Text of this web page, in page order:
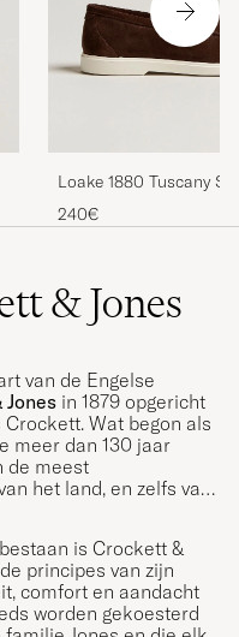
Loake 1880 Tuscany
Chocolate
240€
& Jones
van de Engelse
in 1879 opgericht
Wat begon als
meer dan 130 jaar
de meest
het land, en zelfs van
is Crockett &
principes van zijn
comfort en aandacht
worden gekoesterd